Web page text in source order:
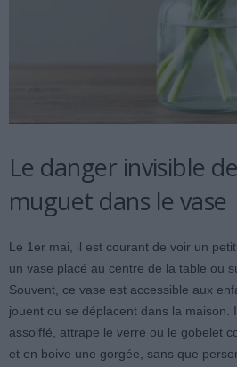
Le danger invisible
muguet dans le vase
Le 1er mai, il est courant de voir un
un vase placé au centre de la table ou
Souvent, ce vase est accessible aux
jouent ou se déplacent dans la maison.
assoiffé, attrape le verre ou le gobelet
et en boive une gorgée, sans que